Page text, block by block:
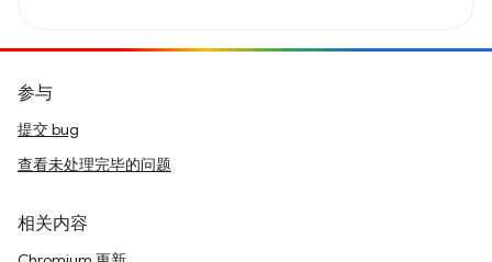
参与
提交 bug
查看未处理完毕的问题
相关内容